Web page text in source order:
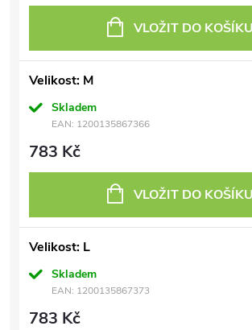
VLOŽIT DO KOŠÍKU
Velikost: M
Skladem
EAN: 1200135867366
783 Kč
VLOŽIT DO KOŠÍKU
Velikost: L
Skladem
EAN: 1200135867373
783 Kč